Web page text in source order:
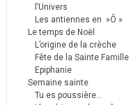
l’Univers
Les antiennes en »Ô »
Le temps de Noël
L’origine de la crèche
Fête de la Sainte Famille
Epiphanie
Semaine sainte
Tu es poussière…